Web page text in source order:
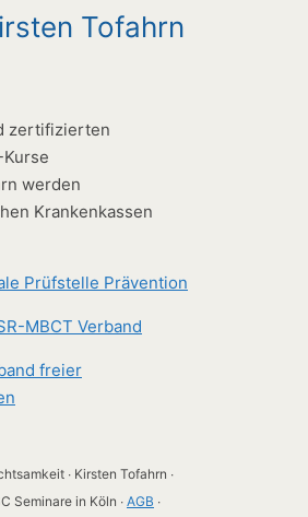
Tofahrn
zertifizierten
werden
Krankenkassen
∙ Kirsten Tofahrn ∙
Seminare in Köln ∙ AGB ∙